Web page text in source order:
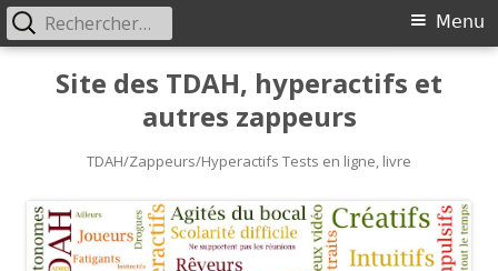
Site des TDAH, hyperactifs et
autres zappeurs
TDAH/Zappeurs/Hyperactifs Tests en ligne, livre
Primary
Menu
Menu
Rechercher :